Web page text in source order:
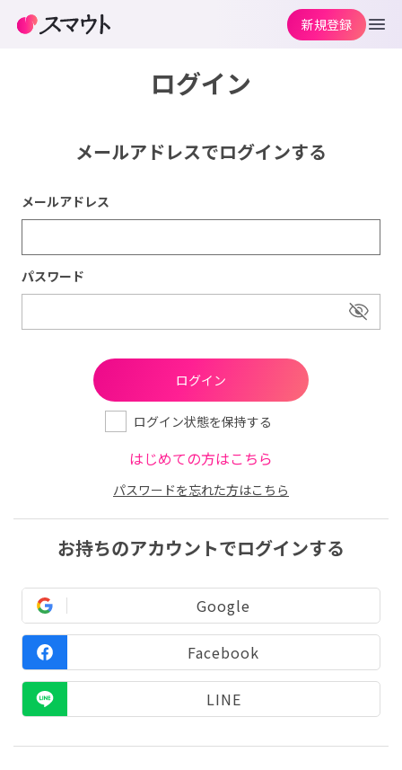
ログイン
メールアドレスでログインする
メールアドレス
パスワード
ログイン状態を保持する
はじめての方はこちら
パスワードを忘れた方はこちら
お持ちのアカウントでログインする
Google
Facebook
LINE
新規登録